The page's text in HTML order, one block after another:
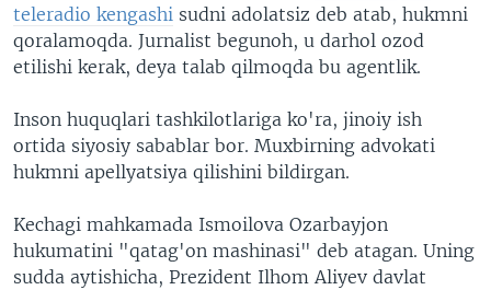
teleradio kengashi sudni adolatsiz deb atab, hukmni
qoralamoqda. Jurnalist begunoh, u darhol ozod
etilishi kerak, deya talab qilmoqda bu agentlik.
Inson huquqlari tashkilotlariga ko'ra, jinoiy ish
ortida siyosiy sabablar bor. Muxbirning advokati
hukmni apellyatsiya qilishini bildirgan.
Kechagi mahkamada Ismoilova Ozarbayjon
hukumatini "qatag'on mashinasi" deb atagan. Uning
sudda aytishicha, Prezident Ilhom Aliyev davlat